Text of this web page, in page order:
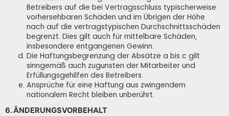
Betreibers auf die bei Vertragsschluss typischerweise
vorhersehbaren Schäden und im Übrigen der Höhe
nach auf die vertragstypischen Durchschnittsschäden
begrenzt. Dies gilt auch für mittelbare Schäden,
insbesondere entgangenen Gewinn.
Die Haftungsbegrenzung der Absätze a bis c gilt
sinngemäß auch zugunsten der Mitarbeiter und
Erfüllungsgehilfen des Betreibers.
Ansprüche für eine Haftung aus zwingendem
nationalem Recht bleiben unberührt.
6. ÄNDERUNGSVORBEHALT